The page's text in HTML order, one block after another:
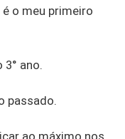
o meu primeiro
ano.
passado.